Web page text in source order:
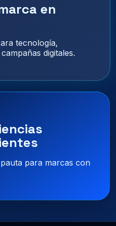
en
tecnología,
digitales.
para marcas con